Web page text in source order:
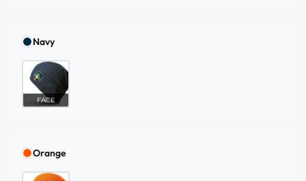
Navy
FACE
Orange